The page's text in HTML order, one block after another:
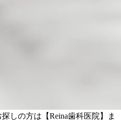
しの方は【Reina歯科医院】ま